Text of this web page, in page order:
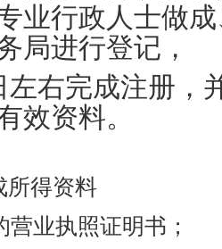
业行政人士做
局进行登记，
左右完成注册，
效资料。
所得资料
业执照证明书；